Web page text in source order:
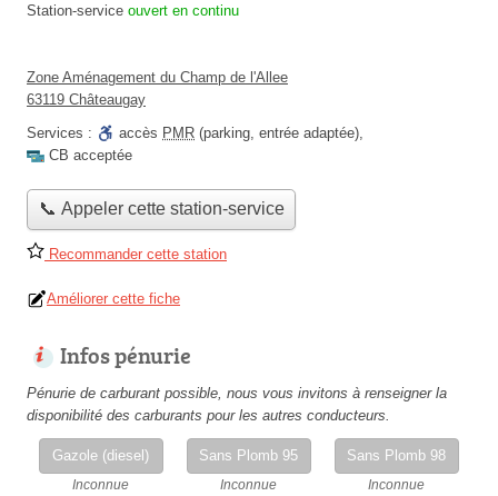
Station-service ouvert en continu
Zone Aménagement du Champ de l'Allee
63119 Châteaugay
Services :
accès PMR (parking, entrée adaptée),
CB acceptée
📞 Appeler cette station-service
Recommander cette station
Améliorer cette fiche
Infos pénurie
Pénurie de carburant possible, nous vous invitons à renseigner la
disponibilité des carburants pour les autres conducteurs.
Gazole (diesel)
Inconnue
Sans Plomb 95
Inconnue
Sans Plomb 98
Inconnue